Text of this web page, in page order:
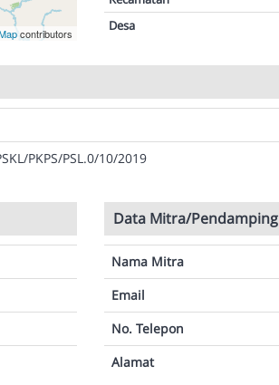
contributors
Desa
PKPS/PSL.0/10/2019
Data Mitra/Pendamping
Nama Mitra
Email
No. Telepon
Alamat